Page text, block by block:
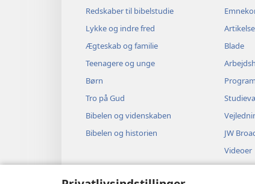
Redskaber til bibelstudie
Lykke og indre fred
Ægteskab og familie
Teenagere og unge
Børn
Tro på Gud
Bibelen og videnskaben
Bibelen og historien
Blade
JW
Videoer
Musik